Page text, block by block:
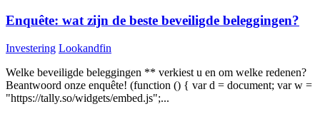
Enquête: wat zijn de beste beveiligde beleggingen?
Investering Lookandfin
Welke beveiligde beleggingen ** verkiest u en om welke redenen?
Beantwoord onze enquête! (function () { var d = document; var w =
"https://tally.so/widgets/embed.js";...